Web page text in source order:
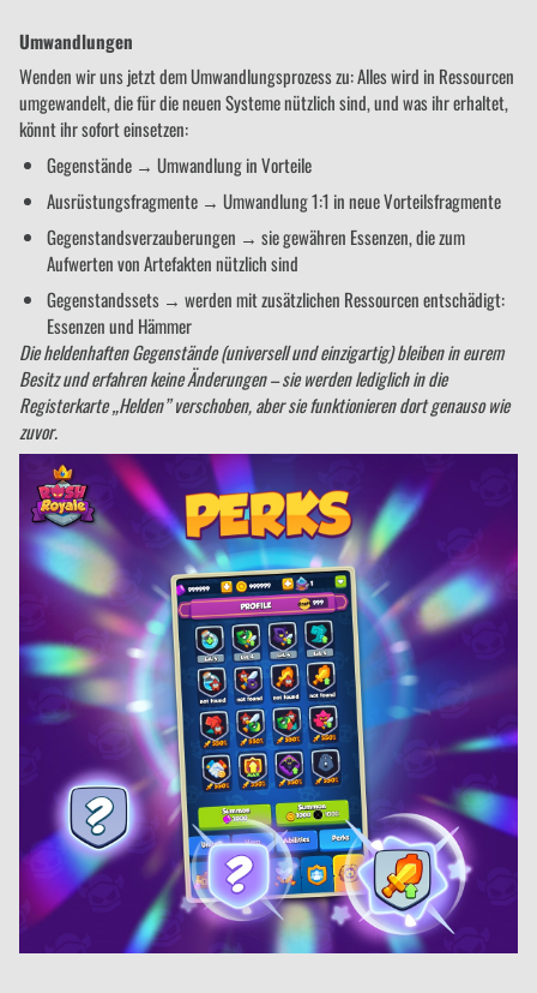
Umwandlungen
Wenden wir uns jetzt dem Umwandlungsprozess zu: Alles wird in Ressourcen
umgewandelt, die für die neuen Systeme nützlich sind, und was ihr erhaltet,
könnt ihr sofort einsetzen:
Gegenstände → Umwandlung in Vorteile
Ausrüstungsfragmente → Umwandlung 1:1 in neue Vorteilsfragmente
Gegenstandsverzauberungen → sie gewähren Essenzen, die zum
Aufwerten von Artefakten nützlich sind
Gegenstandssets → werden mit zusätzlichen Ressourcen entschädigt:
Essenzen und Hämmer
Die heldenhaften Gegenstände (universell und einzigartig) bleiben in eurem
Besitz und erfahren keine Änderungen – sie werden lediglich in die
Registerkarte „Helden” verschoben, aber sie funktionieren dort genauso wie
zuvor.